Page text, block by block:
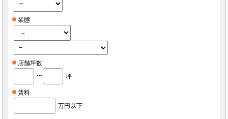
業態
店舗坪数
〜
坪
賃料
万円以下